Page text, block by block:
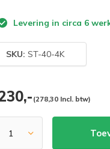
Levering in circa 6
SKU: ST-40-4K
(278,30 Incl. btw)